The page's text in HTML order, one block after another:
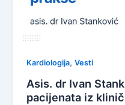
Kardiologija,Vesti
Asis. dr Ivan
pacijenata iz